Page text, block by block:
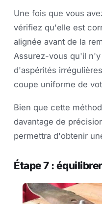
Une fois que vous
vérifiez qu'elle est
alignée avant de la
Assurez-vous qu'il
d'aspérités
coupe uniforme de
Bien que cette
davantage de
permettra d'obtenir
Étape 7 :